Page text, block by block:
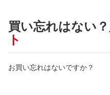
買い忘れはない？
ト
お買い忘れはないですか？